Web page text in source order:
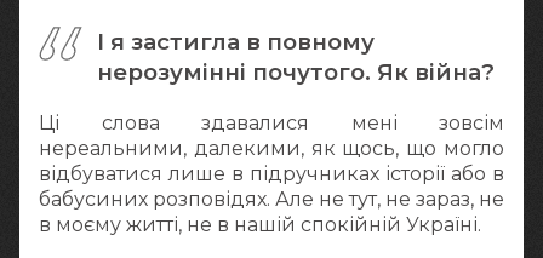
І я застигла в повному
нерозумінні почутого. Як війна?
Ці слова здавалися мені зовсім
нереальними, далекими, як щось, що могло
відбуватися лише в підручниках історії або в
бабусиних розповідях. Але не тут, не зараз, не
в моєму житті, не в нашій спокійній Україні.